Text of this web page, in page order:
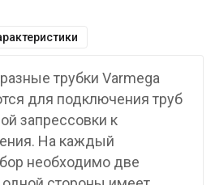
трубки Varmega
для подключения труб
запрессовки к
На каждый
необходимо две